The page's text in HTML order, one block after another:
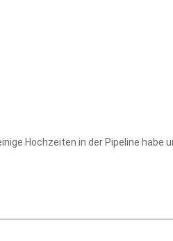
Hochzeiten in der Pipeline